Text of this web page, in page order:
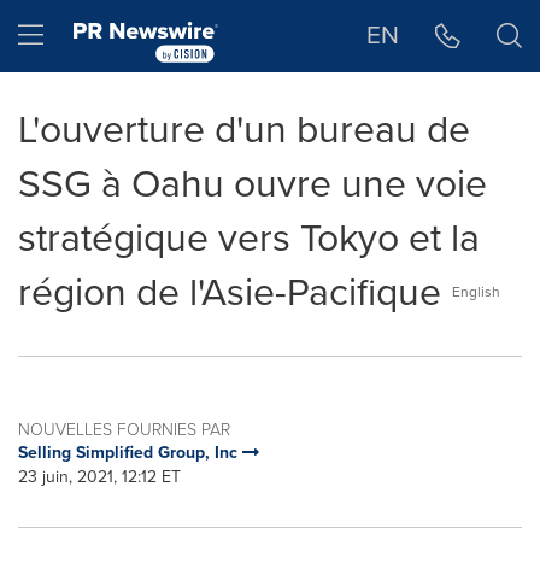
Hamburger menu EN
L'ouverture d'un bureau de
SSG à Oahu ouvre une voie
stratégique vers Tokyo et la
région de l'Asie-Pacifique
English
NOUVELLES FOURNIES PAR
Selling Simplified Group, Inc
23 juin, 2021, 12:12 ET